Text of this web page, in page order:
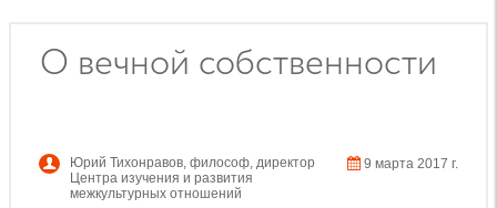
О вечной собственности
Юрий Тихонравов философ, директор
Центра изучения и развития
межкультурных отношений
9 марта 2017 г.